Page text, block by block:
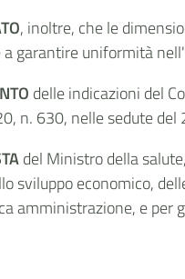
, inoltre, che le
garantire uniformità
delle indicazioni del
n. 630, nelle sedute
del Ministro della
sviluppo economico,
amministrazione, e